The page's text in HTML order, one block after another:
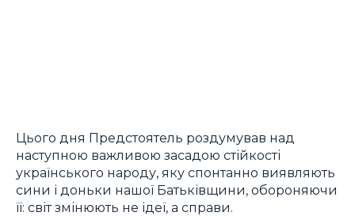
Цього дня Предстоятель роздумував над
наступною важливою засадою стійкості
українського народу, яку спонтанно виявляють
сини і доньки нашої Батьківщини, обороняючи
її: світ змінюють не ідеї, а справи.